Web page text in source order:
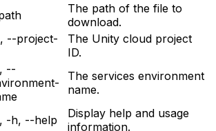
The path of the file to
download.
--project-
The Unity cloud project
ID.
--
The services environment
name.
-h, --help
Display help and usage
information.